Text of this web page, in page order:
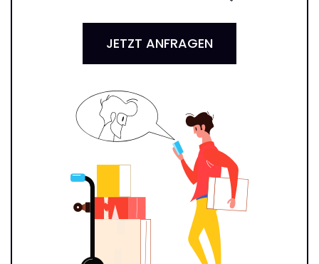
JETZT ANFRAGEN